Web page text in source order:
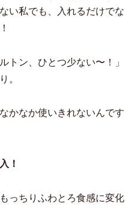
い私でも、入れるだけでな
トン、ひとつ少ない〜！」
。
かなか使いきれないんです
！
っちりふわとろ食感に変化